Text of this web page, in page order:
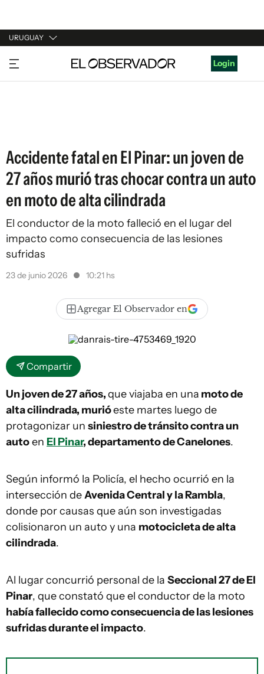
URUGUAY
URUGUAY
ARGENTINA
Login
Accidente fatal en El Pinar: un joven de
27 años murió tras chocar contra un auto
en moto de alta cilindrada
El conductor de la moto falleció en el lugar del
impacto como consecuencia de las lesiones
sufridas
23 de junio 2026 10:21 hs
Agregar El Observador en
Compartir
Un joven de 27 años,que viajaba en una moto de
alta cilindrada, murióeste martes luego de
protagonizar un siniestro de tránsito contra un
autoen El Pinar, departamento de Canelones.
Según informó la Policía, el hecho ocurrió en la
intersección deAvenida Central y la Rambla,
donde por causas que aún son investigadas
colisionaron un auto y una motocicleta de alta
cilindrada.
Al lugar concurrió personal de la Seccional 27 de El
Pinar, que constató que el conductor de la moto
había fallecido como consecuencia de las lesiones
sufridas durante el impacto.